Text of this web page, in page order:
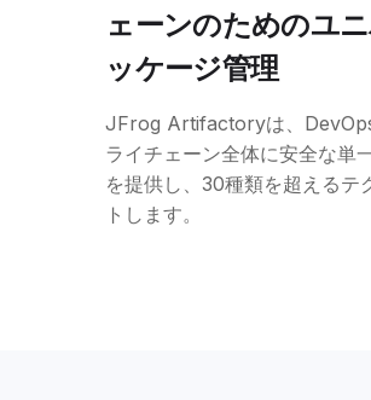
ェーンのためのユ
ッケージ管理
JFrog Artifactoryは、
ライチェーン全体に安全な単
を提供し、30種類を超えるテ
トします。